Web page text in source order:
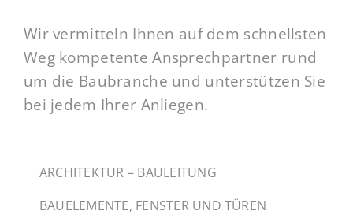
Wir vermitteln Ihnen auf dem schnellsten
Weg kompetente Ansprechpartner rund
um die Baubranche und unterstützen Sie
bei jedem Ihrer Anliegen.
ARCHITEKTUR – BAULEITUNG
BAUELEMENTE, FENSTER UND TÜREN